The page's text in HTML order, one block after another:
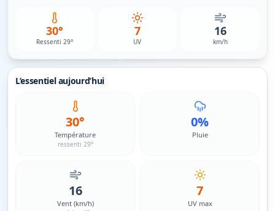
30°
Ressenti 29°
7
UV
16
km/h
L’essentiel aujourd’hui
30°
Température
ressenti 29°
0%
Pluie
16
Vent (km/h)
7
UV max